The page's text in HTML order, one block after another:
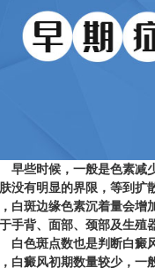
时候，一般是色素减少
没有明显的界限，等到扩
白斑边缘色素沉着量会增
手背、面部、颈部及生殖
斑点数也是判断白癜风
白癜风初期数量较少，一